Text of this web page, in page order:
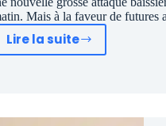
Mais à la faveur de
Lire la suitePortefeuille
watch